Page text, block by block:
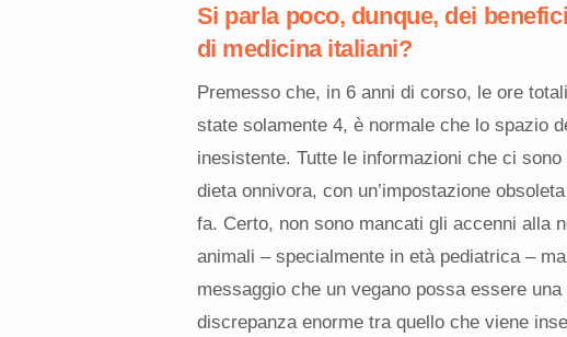
Si parla poco, dunque, dei
di medicina italiani?
Premesso che, in 6 anni di corso, le ore
state solamente 4, è normale che lo spazio
inesistente. Tutte le informazioni che ci
dieta onnivora, con un’impostazione
fa. Certo, non sono mancati gli accenni alla
animali – specialmente in età pediatrica –
messaggio che un vegano possa essere
discrepanza enorme tra quello che viene